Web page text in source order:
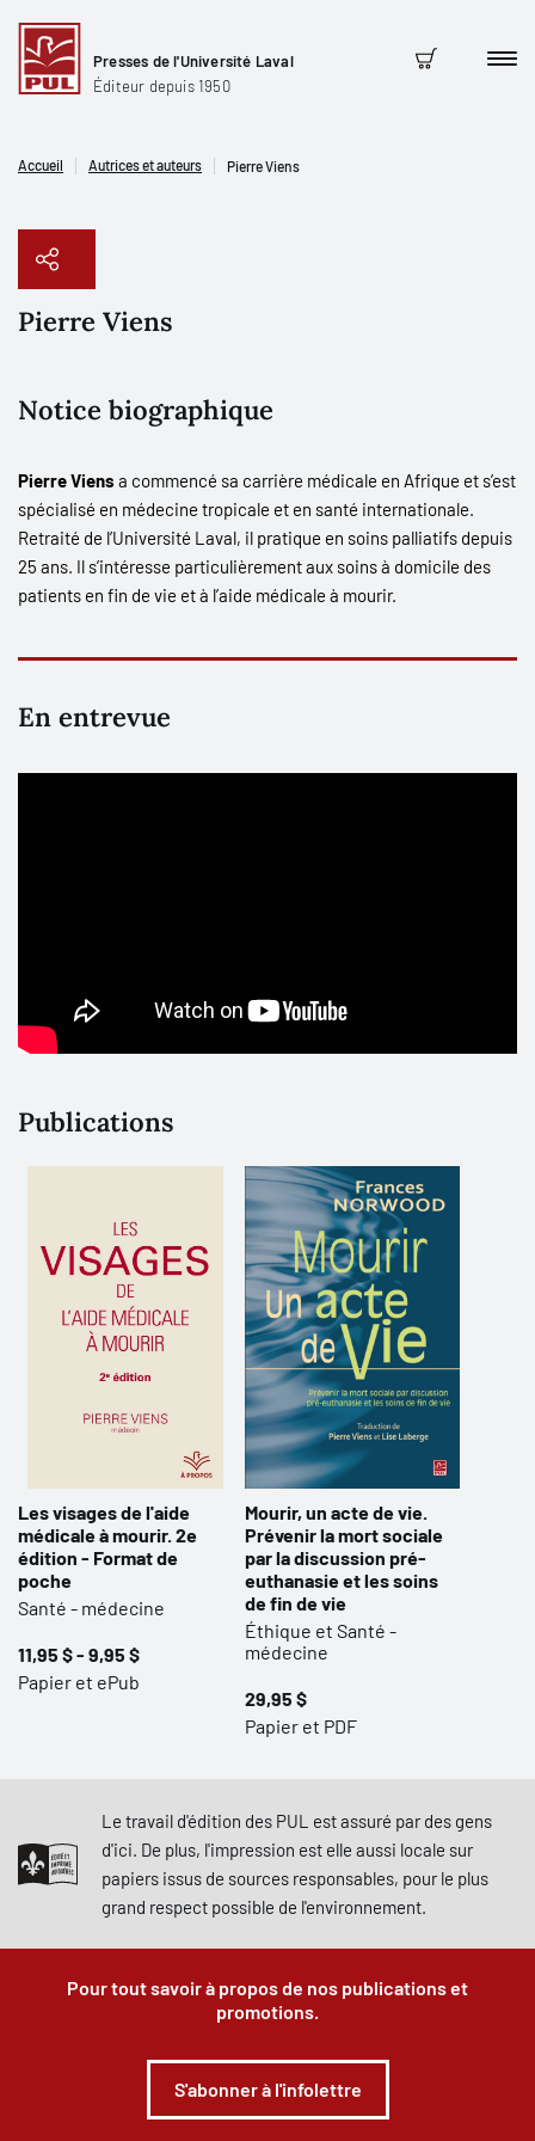
Presses de l'Université Laval
Éditeur depuis 1950
Panier
Accueil Autrices et auteurs Pierre Viens
Pierre Viens
Notice biographique
Pierre Viens a commencé sa carrière médicale en Afrique et s’est
spécialisé en médecine tropicale et en santé internationale.
Retraité de l’Université Laval, il pratique en soins palliatifs depuis
25 ans. Il s’intéresse particulièrement aux soins à domicile des
patients en fin de vie et à l’aide médicale à mourir.
En entrevue
Publications
Les visages de l'aide
médicale à mourir. 2e
édition - Format de
poche
Santé - médecine
11,95 $ - 9,95 $
Papier et ePub
Mourir, un acte de vie.
Prévenir la mort sociale
par la discussion pré-
euthanasie et les soins
de fin de vie
Éthique et Santé -
médecine
29,95 $
Papier et PDF
Le travail d'édition des PUL est assuré par des gens
d'ici. De plus, l'impression est elle aussi locale sur
papiers issus de sources responsables, pour le plus
grand respect possible de l'environnement.
Pour tout savoir à propos de nos publications et
promotions.
S'abonner à l'infolettre